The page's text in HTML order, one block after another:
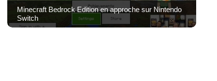
Minecraft Bedrock Edition en approche sur Nintendo
Switch